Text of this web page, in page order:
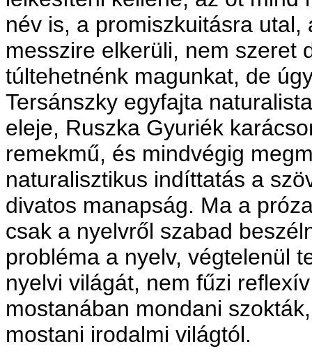
név is, a promiszkuitásra
messzire elkerüli, nem szeret
túltehetnénk magunkat, de
Tersánszky egyfajta
eleje, Ruszka Gyuriék
remekmű, és mindvégig
naturalisztikus indíttatás a
divatos manapság. Ma a
csak a nyelvről szabad
probléma a nyelv, végtelenül
nyelvi világát, nem fűzi
mostanában mondani
mostani irodalmi világtól.